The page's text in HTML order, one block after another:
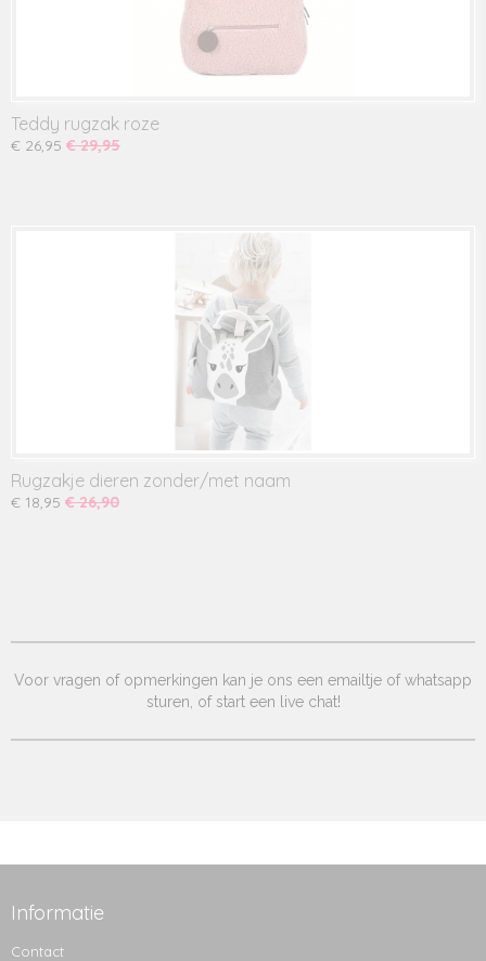
Teddy rugzak roze
€ 26,95 € 29,95
Rugzakje dieren zonder/met naam
€ 18,95 € 26,90
Voor vragen of opmerkingen kan je ons een emailtje of whatsapp
sturen, of start een live chat!
Informatie
Contact